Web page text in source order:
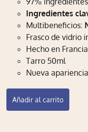
Ingredientes
Multibeneficios:
Frasco de vidrio
Hecho en Francia
Tarro 50ml
Nueva
Añadir al carrito